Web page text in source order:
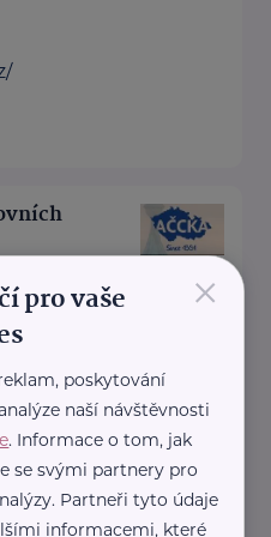
věku ČR, z.s.
×
pro vaše
poskytování
naší návštěvnosti
. Informace o tom, jak
se svými partnery pro
Partneři tyto údaje
informacemi, které